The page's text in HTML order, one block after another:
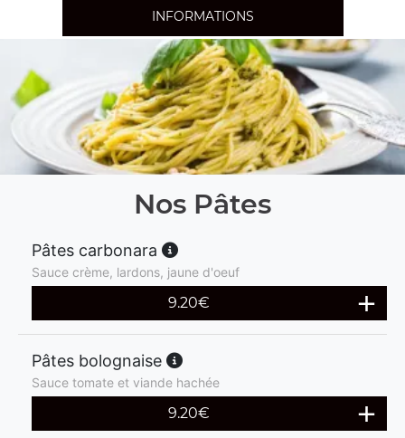
INFORMATIONS
Nos Pâtes
Pâtes carbonara
Sauce crème, lardons, jaune d'oeuf
9.20€
Pâtes bolognaise
Sauce tomate et viande hachée
9.20€